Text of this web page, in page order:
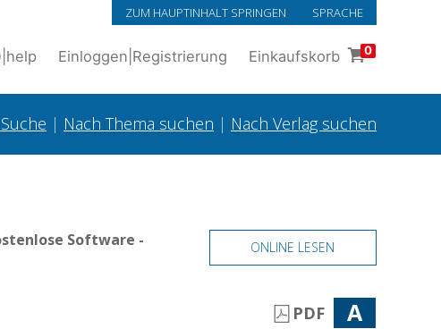
ZUM HAUPTINHALT SPRINGEN SPRACHE
help Einloggen Registrierung Einkaufskorb 0
| Nach Thema suchen | Nach Verlag suchen
Software -
ONLINE LESEN
PDF A